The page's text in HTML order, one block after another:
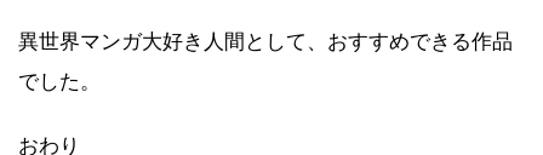
異世界マンガ大好き人間として、おすすめできる作品
でした。
おわり